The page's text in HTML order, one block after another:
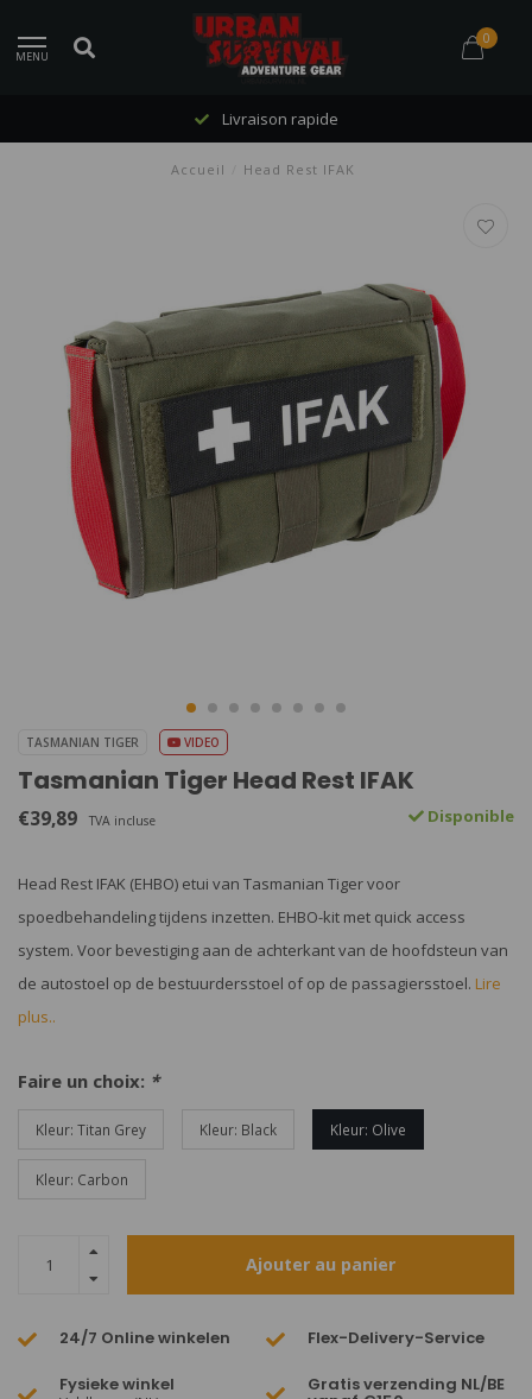
MENU
0
Livraison rapide
Accueil Head Rest IFAK
TASMANIAN TIGER VIDEO
Tasmanian Tiger Head Rest IFAK
€39,89 TVA incluse Disponible
Head Rest IFAK (EHBO) etui van Tasmanian Tiger voor
spoedbehandeling tijdens inzetten. EHBO-kit met quick access
system. Voor bevestiging aan de achterkant van de hoofdsteun van
de autostoel op de bestuurdersstoel of op de passagiersstoel. Lire
plus..
Faire un choix: *
Kleur: Titan Grey Kleur: Black Kleur: Olive
Kleur: Carbon
Ajouter au panier
24/7 Online winkelen Flex-Delivery-Service
Fysieke winkel Gratis verzending NL/BE